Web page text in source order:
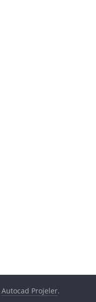
Autocad Projeler.